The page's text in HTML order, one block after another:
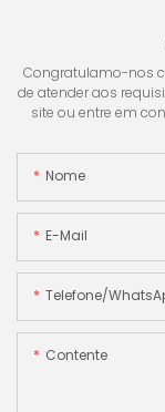
Congratulamo-nos
de atender aos
site ou entre em
Nome
E-Mail
Telefone/
Contente